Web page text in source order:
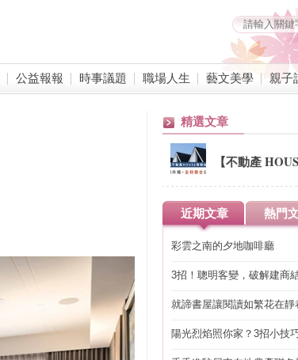
公益報報 時事議題 職場人生 藝文美學 親子
精選文章
【不動產
併公告
近期文章 熱門
彩雲之南的夕地咖啡廳
3招！聰明客變，破解建商
就諦書屋讓閱讀如繁花在靜
陽光烈焰照你家？3招小技